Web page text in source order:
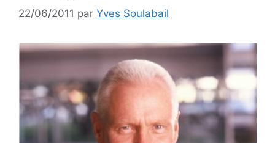
22/06/2011 par Yves Soulabail